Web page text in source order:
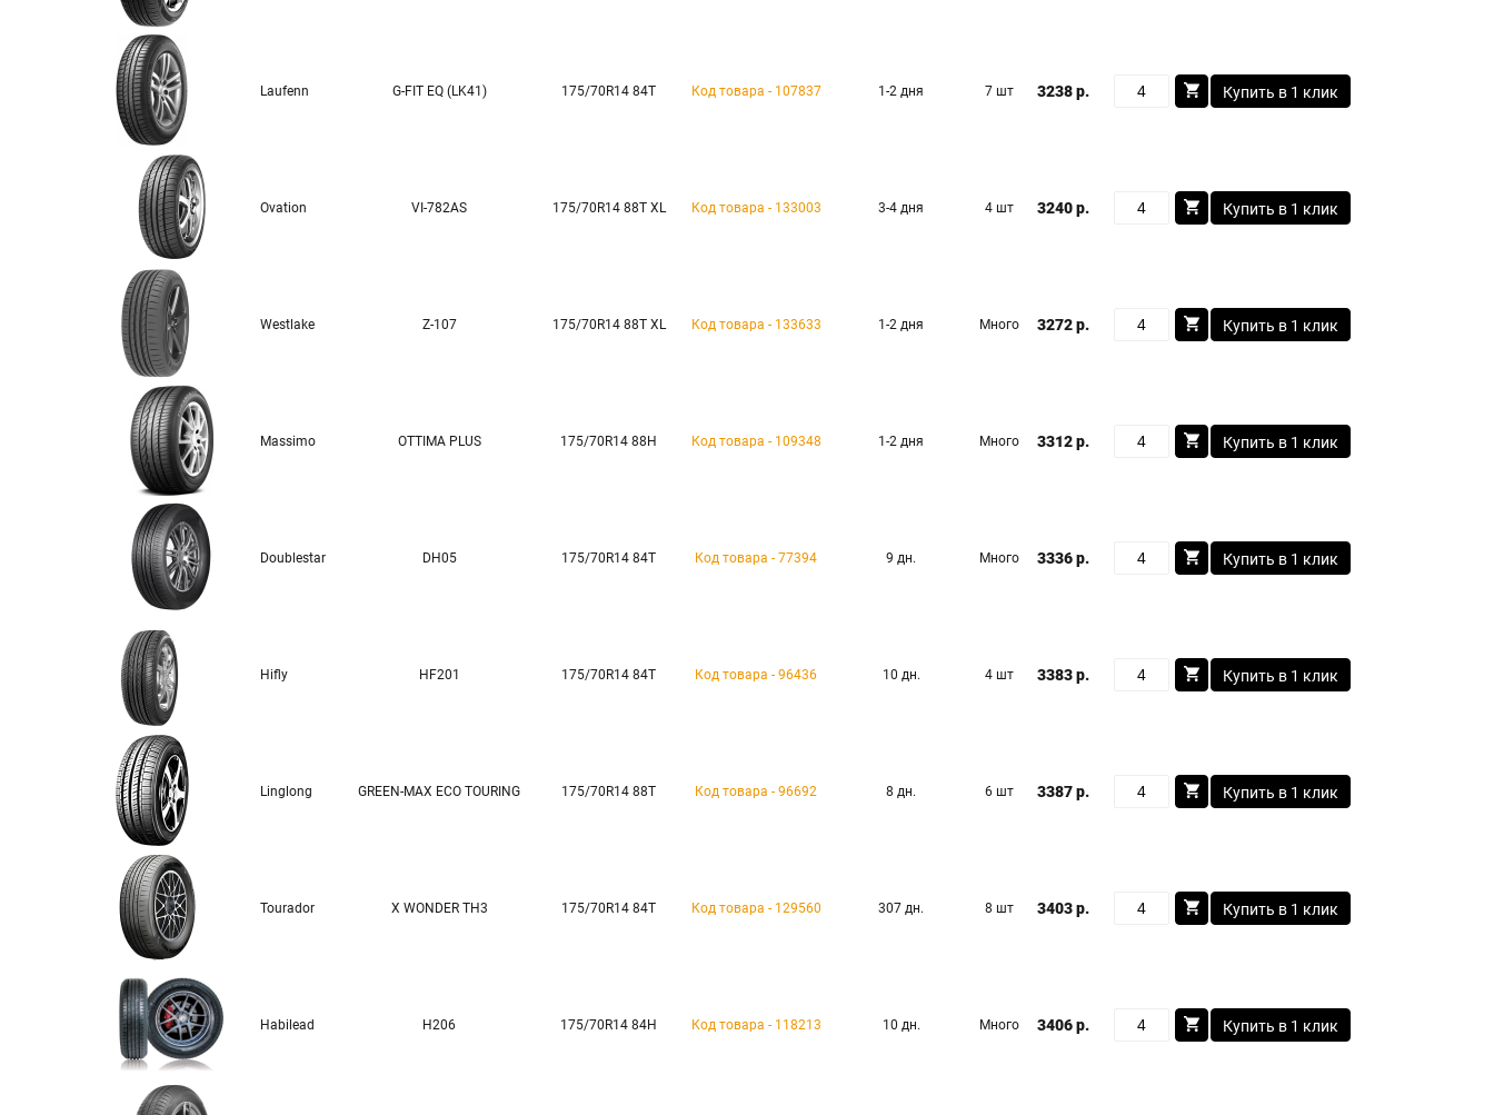
Laufenn G-FIT EQ (LK41) 175/70R14 84T Код товара - 107837 1-2 дня 7 шт 3238 р. Купить в 1 клик
Ovation VI-782AS 175/70R14 88T XL Код товара - 133003 3-4 дня 4 шт 3240 р. Купить в 1 клик
Westlake Z-107 175/70R14 88T XL Код товара - 133633 1-2 дня Много 3272 р. Купить в 1 клик
Massimo OTTIMA PLUS 175/70R14 88H Код товара - 109348 1-2 дня Много 3312 р. Купить в 1 клик
Doublestar DH05 175/70R14 84T Код товара - 77394 9 дн. Много 3336 р. Купить в 1 клик
Hifly HF201 175/70R14 84T Код товара - 96436 10 дн. 4 шт 3383 р. Купить в 1 клик
Linglong GREEN-MAX ECO TOURING 175/70R14 88T Код товара - 96692 8 дн. 6 шт 3387 р. Купить в 1 клик
Tourador X WONDER TH3 175/70R14 84T Код товара - 129560 307 дн. 8 шт 3403 р. Купить в 1 клик
Habilead H206 175/70R14 84H Код товара - 118213 10 дн. Много 3406 р. Купить в 1 клик